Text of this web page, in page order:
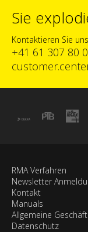
Sie
Kontaktieren Sie
+41 61 307 80
RMA Verfahren
Newsletter
Kontakt
Manuals
Allgemeine
Datenschutz